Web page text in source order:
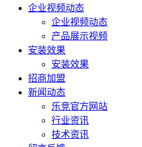
企业视频动态
企业视频动态
产品展示视频
安装效果
安装效果
招商加盟
新闻动态
乐竞官方网站
行业资讯
技术资讯